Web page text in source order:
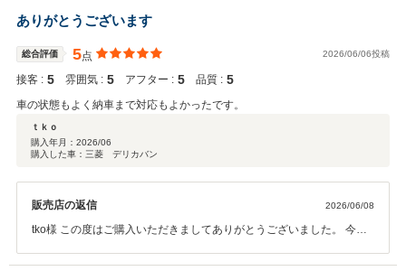
ださい。 今後も末永くよろしくお願いいたします！
ありがとうございます
総合評価 5点 2026/06/06投稿
接客 : 5 雰囲気 : 5 アフター : 5 品質 : 5
車の状態もよく納車まで対応もよかったです。
ｔｋｏ
購入年月： 2026/06
購入した車：三菱 デリカバン
販売店の返信 2026/06/08
tko様 この度はご購入いただきましてありがとうございました。 今後
い。 また、神戸方面にお越しの際はぜひ当店にお立ち寄りください！